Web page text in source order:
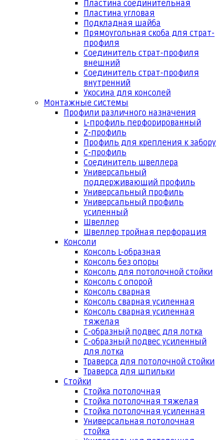
Пластина соединительная
Пластина угловая
Подкладная шайба
Прямоугольная скоба для страт-
профиля
Соединитель страт-профиля
внешний
Соединитель страт-профиля
внутренний
Укосина для консолей
Монтажные системы
Профили различного назначения
L-профиль перфорированный
Z-профиль
Профиль для крепления к забору
С-профиль
Соединитель швеллера
Универсальный
поддерживающий профиль
Универсальный профиль
Универсальный профиль
усиленный
Швеллер
Швеллер тройная перфорация
Консоли
Консоль L-образная
Консоль без опоры
Консоль для потолочной стойки
Консоль с опорой
Консоль сварная
Консоль сварная усиленная
Консоль сварная усиленная
тяжелая
С-образный подвес для лотка
С-образный подвес усиленный
для лотка
Траверса для потолочной стойки
Траверса для шпильки
Стойки
Стойка потолочная
Стойка потолочная тяжелая
Стойка потолочная усиленная
Универсальная потолочная
стойка